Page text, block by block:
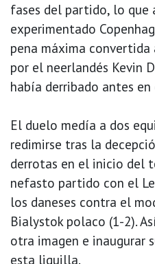
fases del partido, lo que
experimentado
pena máxima
por el neerlandés Kevin
había derribado antes
El duelo medía a dos
redimirse tras la
derrotas en el inicio del
nefasto partido con el
los daneses contra el
Bialystok polaco (1-2).
otra imagen e inaugurar
esta liguilla.